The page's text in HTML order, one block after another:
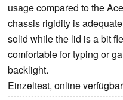
usage compared to the
chassis rigidity is
solid while the lid is a bit
comfortable for typing or
backlight.
Einzeltest, online